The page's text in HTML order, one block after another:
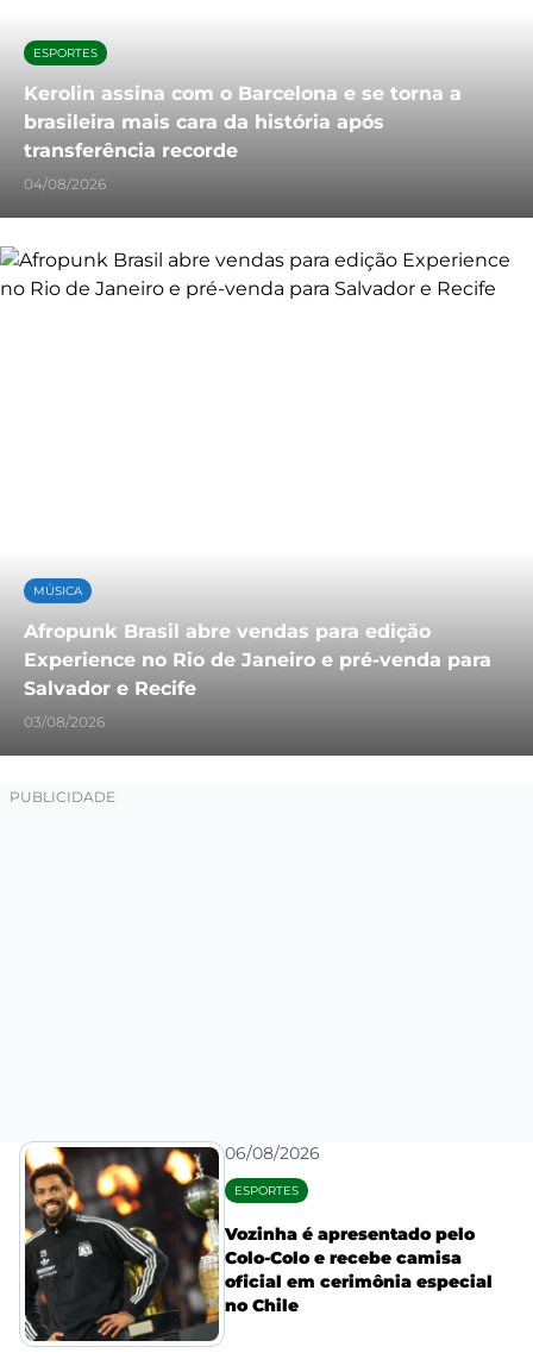
ESPORTES
Kerolin assina com o Barcelona e se torna a
brasileira mais cara da história após
transferência recorde
04/08/2026
MÚSICA
Afropunk Brasil abre vendas para edição
Experience no Rio de Janeiro e pré-venda para
Salvador e Recife
03/08/2026
06/08/2026
ESPORTES
Vozinha é apresentado pelo
Colo-Colo e recebe camisa
oficial em cerimônia especial
no Chile